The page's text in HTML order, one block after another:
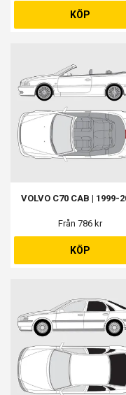
KÖP
VOLVO C70 CAB | 1999-
Från 786 kr
KÖP